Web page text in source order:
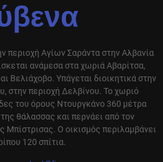
περιοχή Αγίων Σαράντα στην Αλβανία
ανάμεσα στα χωριά Αβαρίτσα,
Βελιάχοβο. Υπάγεται διοικητικά στην
στην περιοχή Δελβίνου. Το χωριό
του όρους Ντουργκάνο 360 μέτρα
θάλασσας και περνάει από τον
Μπίστρισας. Ο οικισμός περιλαμβάνει
120 σπίτια.